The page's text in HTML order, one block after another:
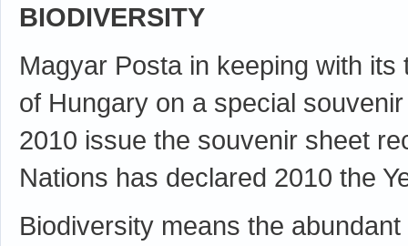
BIODIVERSITY
Magyar Posta in keeping with
of Hungary on a special
2010 issue the souvenir sheet
Nations has declared 2010 the
Biodiversity means the